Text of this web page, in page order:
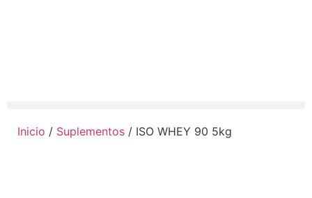
Inicio / Suplementos / ISO WHEY 90 5kg